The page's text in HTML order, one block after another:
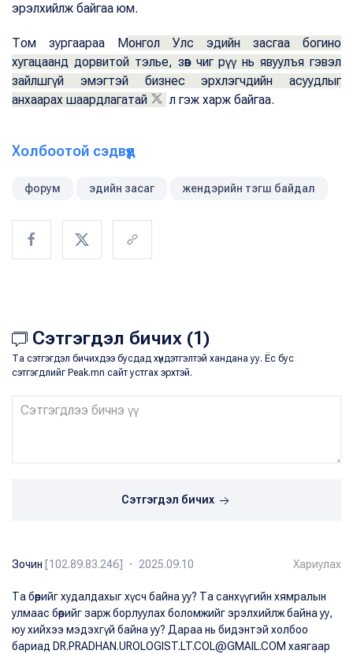
эрэлхийлж байгаа юм.
Том зургаараа Монгол Улс эдийн засгаа богино
хугацаанд дорвитой тэлье, зөв чиг рүү нь явуулъя гэвэл
зайлшгүй эмэгтэй бизнес эрхлэгчдийн асуудлыг
анхаарах шаардлагатай
л гэж харж байгаа.
Холбоотой сэдвүүд
форум эдийн засаг жендэрийн тэгш байдал
Сэтгэгдэл бичих (1)
Та сэтгэгдэл бичихдээ бусдад хүндэтгэлтэй хандана уу. Ёс бус
сэтгэгдлийг Peak.mn сайт устгах эрхтэй.
Сэтгэгдэл бичих
Зочин [102.89.83.246] ・ 2025.09.10 Хариулах
Та бөөрийг худалдахыг хүсч байна уу? Та санхүүгийн хямралын
улмаас бөөрийг зарж борлуулах боломжийг эрэлхийлж байна уу,
юу хийхээ мэдэхгүй байна уу? Дараа нь бидэнтэй холбоо
бариад DR.PRADHAN.UROLOGIST.LT.COL@GMAIL.COM хаягаар